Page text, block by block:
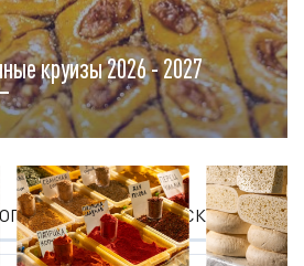
круизы 2026 - 2027
ОПИСАНИЕ ЭКСКУРСИИ